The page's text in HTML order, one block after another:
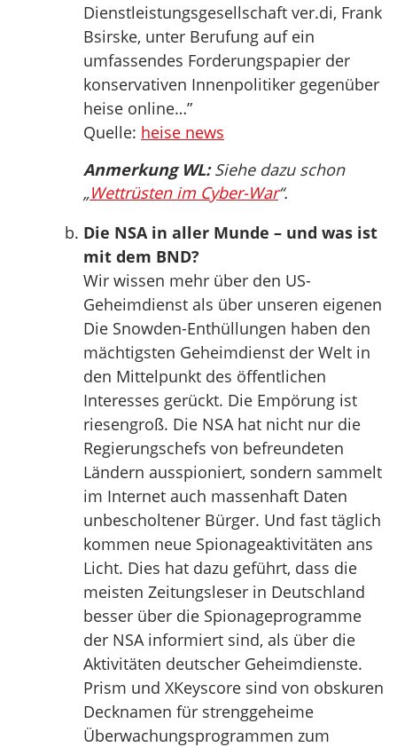
Dienstleistungsgesellschaft ver.di, Frank
Bsirske, unter Berufung auf ein
umfassendes Forderungspapier der
konservativen Innenpolitiker gegenüber
heise online…”
Quelle: heise news
Anmerkung WL:Siehe dazu schon
„Wettrüsten im Cyber-War“.
Die NSA in aller Munde – und was ist
mit dem BND?
Wir wissen mehr über den US-
Geheimdienst als über unseren eigenen
Die Snowden-Enthüllungen haben den
mächtigsten Geheimdienst der Welt in
den Mittelpunkt des öffentlichen
Interesses gerückt. Die Empörung ist
riesengroß. Die NSA hat nicht nur die
Regierungschefs von befreundeten
Ländern ausspioniert, sondern sammelt
im Internet auch massenhaft Daten
unbescholtener Bürger. Und fast täglich
kommen neue Spionageaktivitäten ans
Licht. Dies hat dazu geführt, dass die
meisten Zeitungsleser in Deutschland
besser über die Spionageprogramme
der NSA informiert sind, als über die
Aktivitäten deutscher Geheimdienste.
Prism und XKeyscore sind von obskuren
Decknamen für strenggeheime
Überwachungsprogrammen zum